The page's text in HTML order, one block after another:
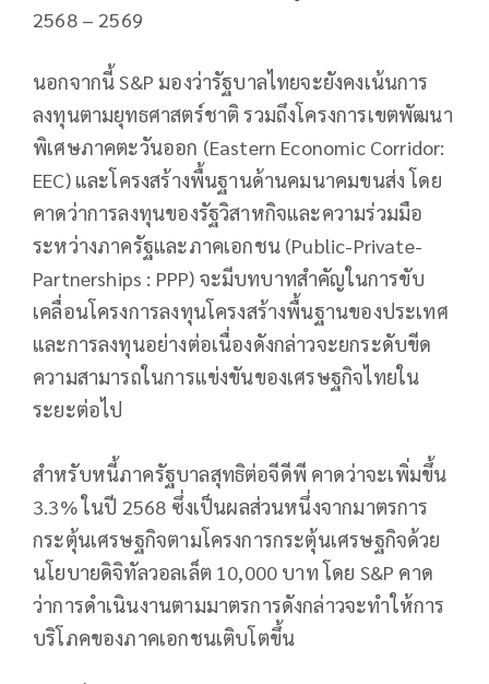
2568 – 2569
นอกจากนี้ S&P มองว่ารัฐบาลไทยจะยังคงเน้นการ
ลงทุนตามยุทธศาสตร์ชาติ รวมถึงโครงการเขตพัฒนา
พิเศษภาคตะวันออก (Eastern Economic Corridor:
EEC) และโครงสร้างพื้นฐานด้านคมนาคมขนส่ง โดย
คาดว่าการลงทุนของรัฐวิสาหกิจและความร่วมมือ
ระหว่างภาครัฐและภาคเอกชน (Public-Private-
Partnerships : PPP) จะมีบทบาทสำคัญในการขับ
เคลื่อนโครงการลงทุนโครงสร้างพื้นฐานของประเทศ
และการลงทุนอย่างต่อเนื่องดังกล่าวจะยกระดับขีด
ความสามารถในการแข่งขันของเศรษฐกิจไทยใน
ระยะต่อไป
สำหรับหนี้ภาครัฐบาลสุทธิต่อจีดีพี คาดว่าจะเพิ่มขึ้น
3.3% ในปี 2568 ซึ่งเป็นผลส่วนหนึ่งจากมาตรการ
กระตุ้นเศรษฐกิจตามโครงการกระตุ้นเศรษฐกิจด้วย
นโยบายดิจิทัลวอลเล็ต 10,000 บาท โดย S&P คาด
ว่าการดำเนินงานตามมาตรการดังกล่าวจะทำให้การ
บริโภคของภาคเอกชนเติบโตขึ้น